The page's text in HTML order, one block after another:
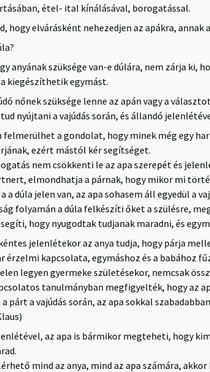
étel- ital kínálásával, borogatással.
hogy elvárásként nehezedjen az apákra,
anyának szüksége van-e dúlára, nem zárja ki,
kiegészíthetik egymást.
nőnek szüksége lenne az apán vagy a
nyújtani a vajúdás során, és állandó
felmerülhet a gondolat, hogy minek még egy
ezért mástól kér segítséget.
nem csökkenti le az apa szerepét és
elmondhatja a párnak, hogy mikor mi
a dúla jelen van, az apa sohasem áll egyedül
folyamán a dúla felkészíti őket a szülésre,
hogy nyugodtak tudjanak maradni, és
jelenlétekor az anya tudja, hogy párja
érzelmi kapcsolata, egymáshoz és a babához
legyen gyermeke születésekor, nemcsak
tanulmányban megfigyelték, hogy az
párt a vajúdás során, az apa sokkal
az apa is bármikor megteheti, hogy
mind az anya, mind az apa számára,